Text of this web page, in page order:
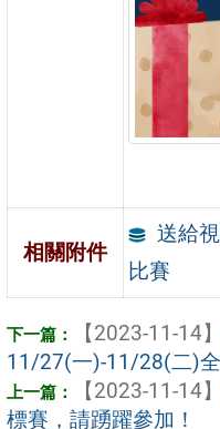
相關附件
送給
比賽
【2023-11-14】
11/27(一)-11/28(二)
【2023-11-14】
標賽，請踴躍參加！